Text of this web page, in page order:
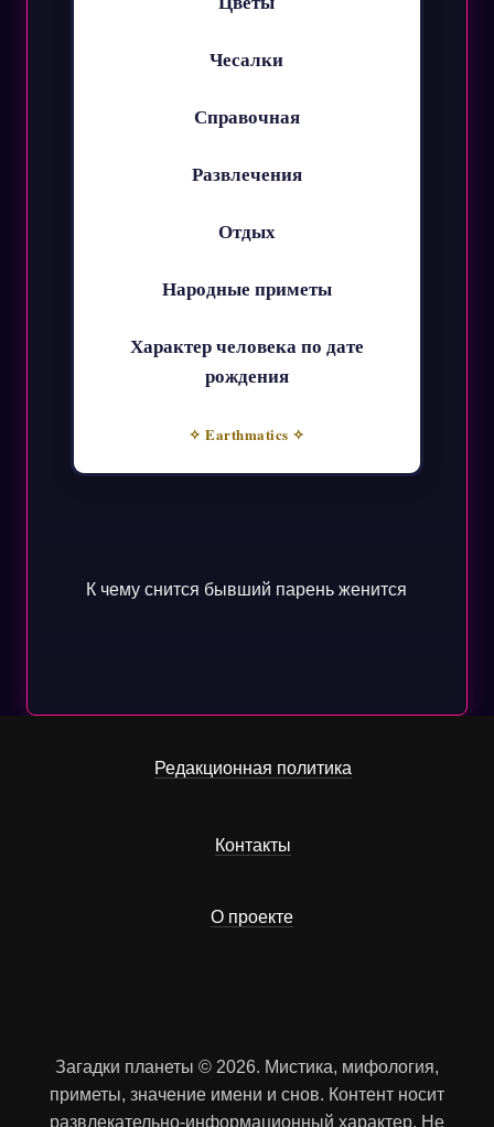
Чесалки
Справочная
Развлечения
Отдых
Народные приметы
Характер человека по дате
рождения
✧ Earthmatics ✧
К чему снится бывший парень женится
Редакционная политика
Контакты
О проекте
Загадки планеты © 2026. Мистика, мифология,
приметы, значение имени и снов. Контент носит
развлекательно-информационный характер. Не